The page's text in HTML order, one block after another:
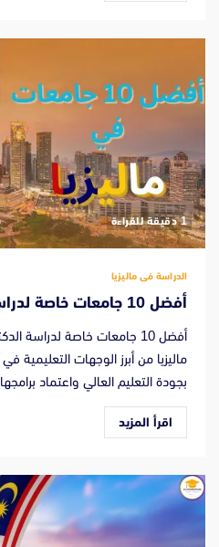
‫1 دقيقة للقراءة
الدراسة فى ماليزيا
أفضل 10 جامعات خاصة لدراسة الدكتوراه في ماليزيا
أفضل 10 جامعات خاصة لدراسة
ماليزيا من أبرز الوجهات التعليمية
بجودة التعليم العالي واعتماد
اقرأ المزيد